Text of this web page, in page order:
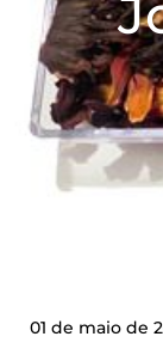
01 de maio de